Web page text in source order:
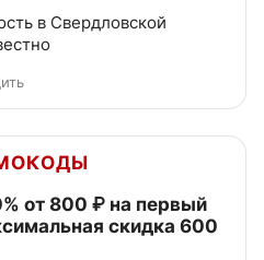
в Свердловской
от 800 ₽ на первый
скидка 600